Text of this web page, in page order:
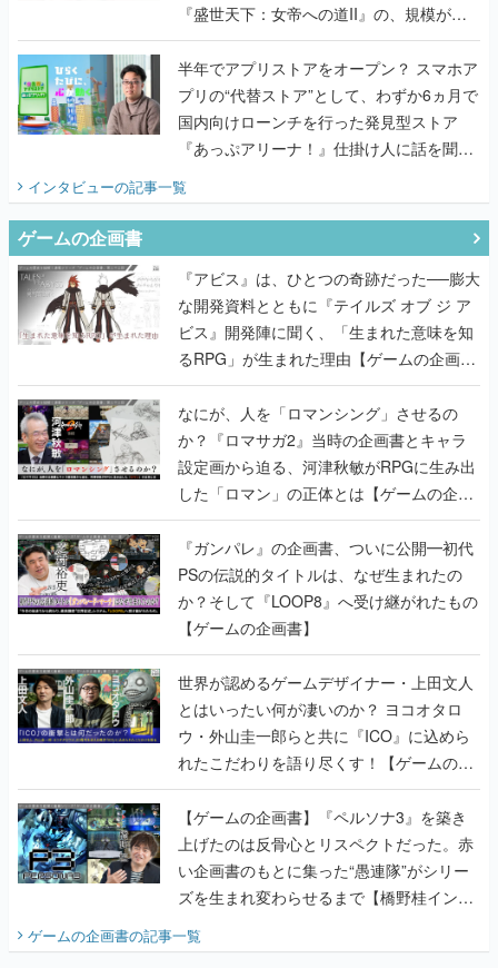
『盛世天下：女帝への道II』の、規模が違
うこだわりをプロデューサーに聞いた
半年でアプリストアをオープン？ スマホア
プリの“代替ストア”として、わずか6ヵ月で
国内向けローンチを行った発見型ストア
『あっぷアリーナ！』仕掛け人に話を聞い
インタビューの記事一覧
ゲームの企画書
『アビス』は、ひとつの奇跡だった──膨大
な開発資料とともに『テイルズ オブ ジ ア
ビス』開発陣に聞く、「生まれた意味を知
るRPG」が生まれた理由【ゲームの企画
書】
なにが、人を「ロマンシング」させるの
か？『ロマサガ2』当時の企画書とキャラ
設定画から迫る、河津秋敏がRPGに生み出
した「ロマン」の正体とは【ゲームの企画
書】
『ガンパレ』の企画書、ついに公開━初代
PSの伝説的タイトルは、なぜ生まれたの
か？そして『LOOP8』へ受け継がれたもの
【ゲームの企画書】
世界が認めるゲームデザイナー・上田文人
とはいったい何が凄いのか？ ヨコオタロ
ウ・外山圭一郎らと共に『ICO』に込めら
れたこだわりを語り尽くす！【ゲームの企
画書】
【ゲームの企画書】『ペルソナ3』を築き
上げたのは反骨心とリスペクトだった。赤
い企画書のもとに集った“愚連隊”がシリー
ズを生まれ変わらせるまで【橋野桂インタ
ゲームの企画書の記事一覧